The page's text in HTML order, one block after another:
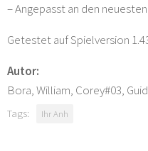
– Angepasst an den
Getestet auf Spielversion
Autor:
Bora, William, Corey#03,
Tags: Ihr Anh